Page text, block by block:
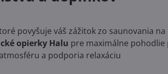
povyšuje váš zážitok zo saunovania
opierky Halu pre maximálne pohodlie
a podporia relaxáciu